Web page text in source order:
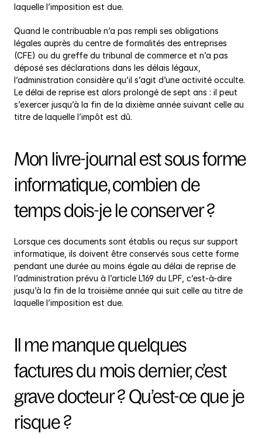
laquelle l’imposition est due.
Quand le contribuable n’a pas rempli ses obligations
légales auprès du centre de formalités des entreprises
(CFE) ou du greffe du tribunal de commerce et n’a pas
déposé ses déclarations dans les délais légaux,
l’administration considère qu’il s’agit d’une activité occulte.
Le délai de reprise est alors prolongé de sept ans : il peut
s’exercer jusqu’à la fin de la dixième année suivant celle au
titre de laquelle l’impôt est dû.
Mon livre-journal est sous forme
informatique, combien de
temps dois-je le conserver ?
Lorsque ces documents sont établis ou reçus sur support
informatique, ils doivent être conservés sous cette forme
pendant une durée au moins égale au délai de reprise de
l’administration prévu à l’article L169 du LPF, c’est-à-dire
jusqu’à la fin de la troisième année qui suit celle au titre de
laquelle l’imposition est due.
Il me manque quelques
factures du mois dernier, c’est
grave docteur ? Qu’est-ce que je
risque ?